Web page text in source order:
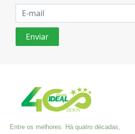
Entre os melhores. Há quatro décadas,